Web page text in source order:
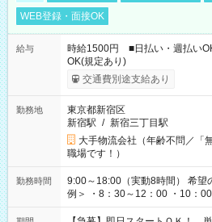
WEB登録・面接OK
給与
時給1500円 ■日払い・週払い
OK(規定あり)
交通費別途支給あり
勤務地
東京都新宿区
新宿駅 / 新宿三丁目駅
大手物流会社（年齢不問／「
職場です！）
勤務時間
9:00～18:00（実動8時間） 希望の時間帯を選べます！ ＜シフト
例＞ ・8：30～12：00 ・10：
・13：00～22：00 ・22：00～